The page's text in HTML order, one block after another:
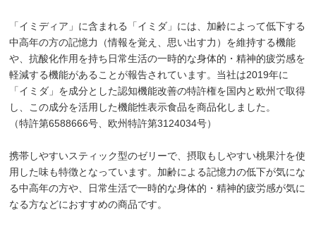
「イミディア」に含まれる「イミダ」には、加齢によって低下する
中高年の方の記憶力（情報を覚え、思い出す力）を維持する機能
や、抗酸化作用を持ち日常生活の一時的な身体的・精神的疲労感を
軽減する機能があることが報告されています。当社は2019年に
「イミダ」を成分とした認知機能改善の特許権を国内と欧州で取得
し、この成分を活用した機能性表示食品を商品化しました。
（特許第6588666号、欧州特許第3124034号）
携帯しやすいスティック型のゼリーで、摂取もしやすい桃果汁を使
用した味も特徴となっています。加齢による記憶力の低下が気にな
る中高年の方や、日常生活で一時的な身体的・精神的疲労感が気に
なる方などにおすすめの商品です。